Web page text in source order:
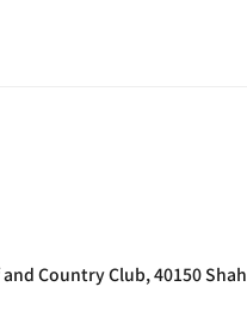
Country Club, 40150 Shah